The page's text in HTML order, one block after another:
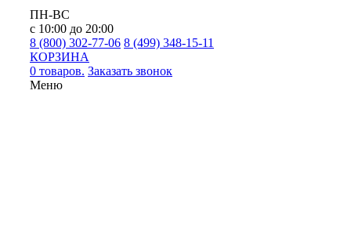
ПН-ВС
с 10:00 до 20:00
8 (800) 302-77-06 8 (499) 348-15-11
КОРЗИНА
0 товаров. Заказать звонок
Меню